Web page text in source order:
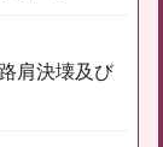
肩決壊及び